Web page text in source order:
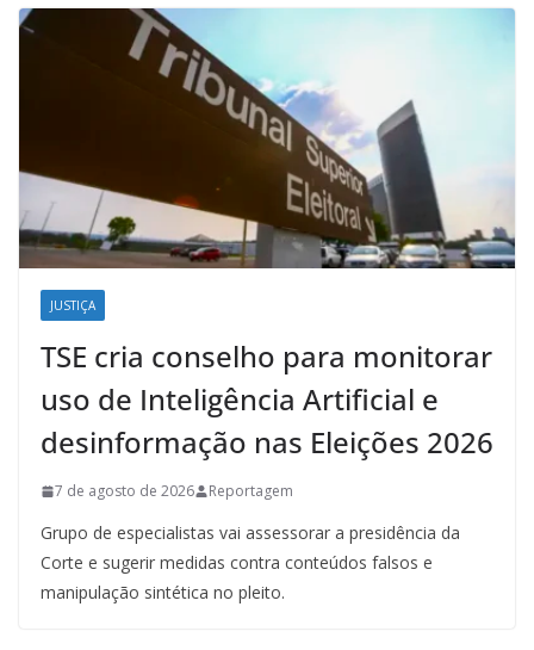
JUSTIÇA
TSE cria conselho para monitorar
uso de Inteligência Artificial e
desinformação nas Eleições 2026
7 de agosto de 2026 Reportagem
Grupo de especialistas vai assessorar a presidência da
Corte e sugerir medidas contra conteúdos falsos e
manipulação sintética no pleito.